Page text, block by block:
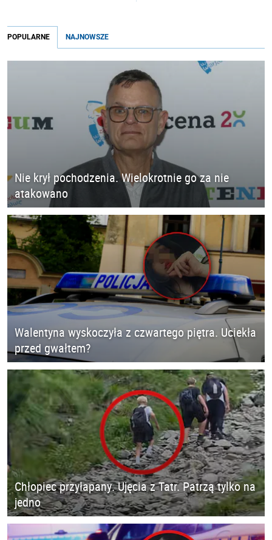
POPULARNE NAJNOWSZE
Nie krył pochodzenia. Wielokrotnie go za nie
atakowano
Walentyna wyskoczyła z czwartego piętra. Uciekła
przed gwałtem?
Chłopiec przyłapany. Ujęcia z Tatr. Patrzą tylko na
jedno